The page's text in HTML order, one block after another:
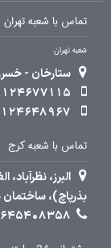
تماس با شعبه تهران
شعبه تهران
ستارخان - خسرو
تماس با شعبه کرج
بذرپاچ)، ساختمان